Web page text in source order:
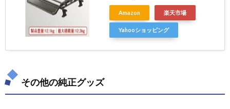
Amazon 楽天市場
Yahooショッピング
その他の純正グッズ